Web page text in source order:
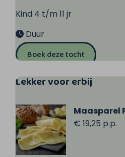
Kind 4 t/m 11 jr
Duur
Boek deze tocht
Lekker voor erbij
Maasparel
€ 19,25 p.p.